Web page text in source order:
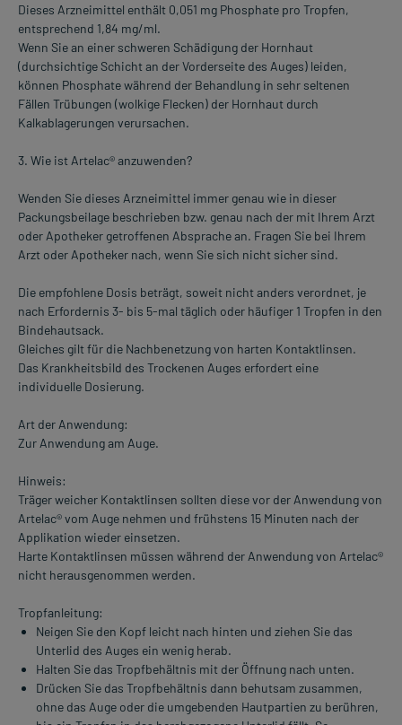
Dieses Arzneimittel enthält 0,051 mg Phosphate pro Tropfen,
entsprechend 1,84 mg/ml.
Wenn Sie an einer schweren Schädigung der Hornhaut
(durchsichtige Schicht an der Vorderseite des Auges) leiden,
können Phosphate während der Behandlung in sehr seltenen
Fällen Trübungen (wolkige Flecken) der Hornhaut durch
Kalkablagerungen verursachen.
3. Wie ist Artelac® anzuwenden?
Wenden Sie dieses Arzneimittel immer genau wie in dieser
Packungsbeilage beschrieben bzw. genau nach der mit Ihrem Arzt
oder Apotheker getroffenen Absprache an. Fragen Sie bei Ihrem
Arzt oder Apotheker nach, wenn Sie sich nicht sicher sind.
Die empfohlene Dosis beträgt, soweit nicht anders verordnet, je
nach Erfordernis 3- bis 5-mal täglich oder häufiger 1 Tropfen in den
Bindehautsack.
Gleiches gilt für die Nachbenetzung von harten Kontaktlinsen.
Das Krankheitsbild des Trockenen Auges erfordert eine
individuelle Dosierung.
Art der Anwendung:
Zur Anwendung am Auge.
Hinweis:
Träger weicher Kontaktlinsen sollten diese vor der Anwendung von
Artelac® vom Auge nehmen und frühstens 15 Minuten nach der
Applikation wieder einsetzen.
Harte Kontaktlinsen müssen während der Anwendung von Artelac®
nicht herausgenommen werden.
Tropfanleitung:
Neigen Sie den Kopf leicht nach hinten und ziehen Sie das
Unterlid des Auges ein wenig herab.
Halten Sie das Tropfbehältnis mit der Öffnung nach unten.
Drücken Sie das Tropfbehältnis dann behutsam zusammen,
ohne das Auge oder die umgebenden Hautpartien zu berühren,